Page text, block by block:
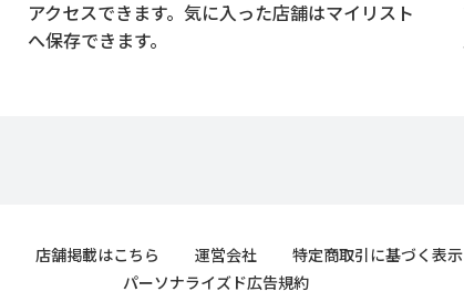
アクセスできます。気に入った店舗はマイリスト
へ保存できます。
店舗掲載はこちら 運営会社
特定商取引に基づく表示
パーソナライズド広告規約